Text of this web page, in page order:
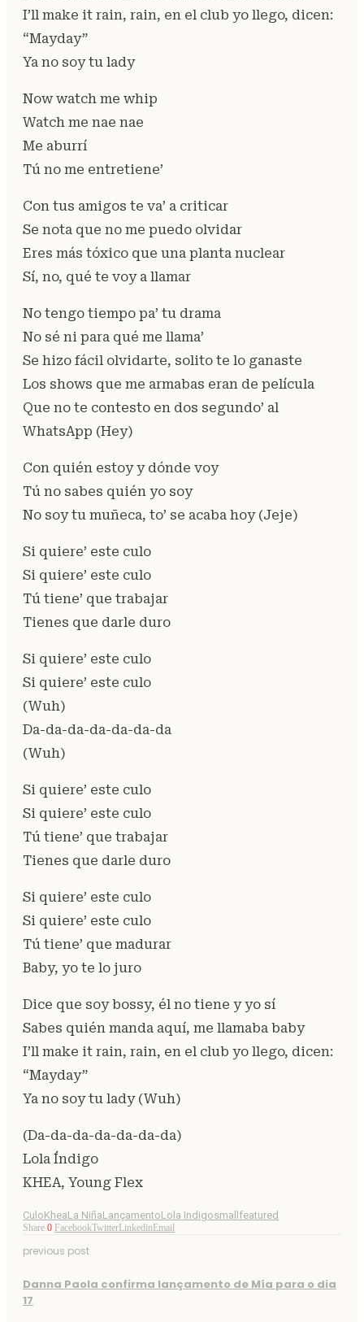
I’ll make it rain, rain, en el club yo llego, dicen:
“Mayday”
Ya no soy tu lady
Now watch me whip
Watch me nae nae
Me aburrí
Tú no me entretiene’
Con tus amigos te va’ a criticar
Se nota que no me puedo olvidar
Eres más tóxico que una planta nuclear
Sí, no, qué te voy a llamar
No tengo tiempo pa’ tu drama
No sé ni para qué me llama’
Se hizo fácil olvidarte, solito te lo ganaste
Los shows que me armabas eran de película
Que no te contesto en dos segundo’ al
WhatsApp (Hey)
Con quién estoy y dónde voy
Tú no sabes quién yo soy
No soy tu muñeca, to’ se acaba hoy (Jeje)
Si quiere’ este culo
Si quiere’ este culo
Tú tiene’ que trabajar
Tienes que darle duro
Si quiere’ este culo
Si quiere’ este culo
(Wuh)
Da-da-da-da-da-da-da
(Wuh)
Si quiere’ este culo
Si quiere’ este culo
Tú tiene’ que trabajar
Tienes que darle duro
Si quiere’ este culo
Si quiere’ este culo
Tú tiene’ que madurar
Baby, yo te lo juro
Dice que soy bossy, él no tiene y yo sí
Sabes quién manda aquí, me llamaba baby
I’ll make it rain, rain, en el club yo llego, dicen:
“Mayday”
Ya no soy tu lady (Wuh)
(Da-da-da-da-da-da-da)
Lola Índigo
KHEA, Young Flex
CuloKheaLa NiñaLançamentoLola Indigosmallfeatured
Share 0 FacebookTwitterLinkedinEmail
previous post
Danna Paola confirma lançamento de Mía para o dia
17